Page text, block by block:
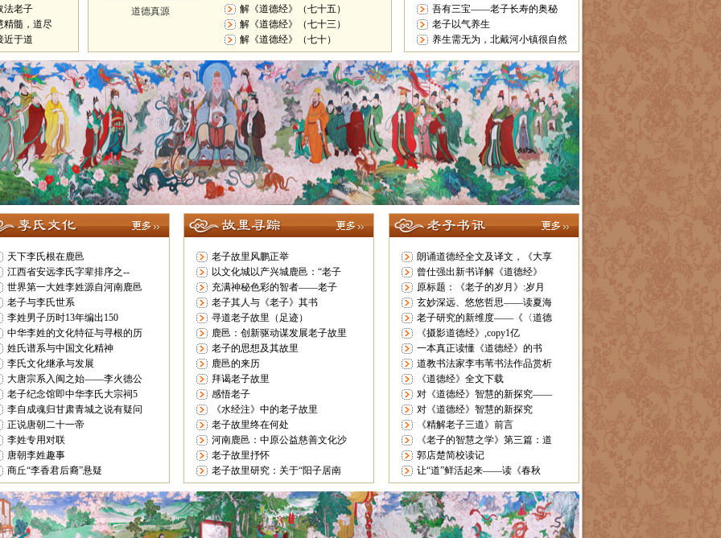
法老子
精髓，道尽
近于道
道德真源
解《道德经》（七十五）
解《道德经》（七十三）
解《道德经》（七十）
吾有三宝——老子长寿的奥秘
老子以气养生
养生需无为，北戴河小镇很自然
天下李氏根在鹿邑
江西省安远李氏字辈排序之--
世界第一大姓李姓源自河南鹿邑
老子与李氏世系
李姓男子历时13年编出150
中华李姓的文化特征与寻根的历
姓氏谱系与中国文化精神
李氏文化继承与发展
大唐宗系入闽之始——李火德公
老子纪念馆即中华李氏大宗祠5
李自成魂归甘肃青城之说有疑问
正说唐朝二十一帝
李姓专用对联
唐朝李姓趣事
商丘“李香君后裔”悬疑
老子故里风鹏正举
以文化城以产兴城鹿邑：“老子
充满神秘色彩的智者——老子
老子其人与《老子》其书
寻道老子故里（足迹）
鹿邑：创新驱动谋发展老子故里
老子的思想及其故里
鹿邑的来历
拜谒老子故里
感悟老子
《水经注》中的老子故里
老子故里终在何处
河南鹿邑：中原公益慈善文化沙
老子故里抒怀
老子故里研究：关于“阳子居南
朗诵道德经全文及译文，《大享
曾仕强出新书详解《道德经》
原标题：《老子的岁月》:岁月
玄妙深远、悠悠哲思——读夏海
老子研究的新维度——《〈道德
《摄影道德经》,copy1亿
一本真正读懂《道德经》的书
道教书法家李韦苇书法作品赏析
《道德经》全文下载
对《道德经》智慧的新探究——
对《道德经》智慧的新探究
《精解老子三道》前言
《老子的智慧之学》第三篇：道
郭店楚简校读记
让“道”鲜活起来——读《春秋